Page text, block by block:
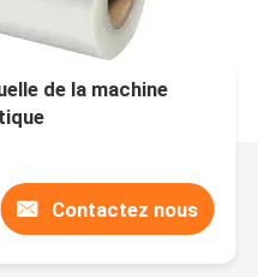
de la machine
Contactez nous